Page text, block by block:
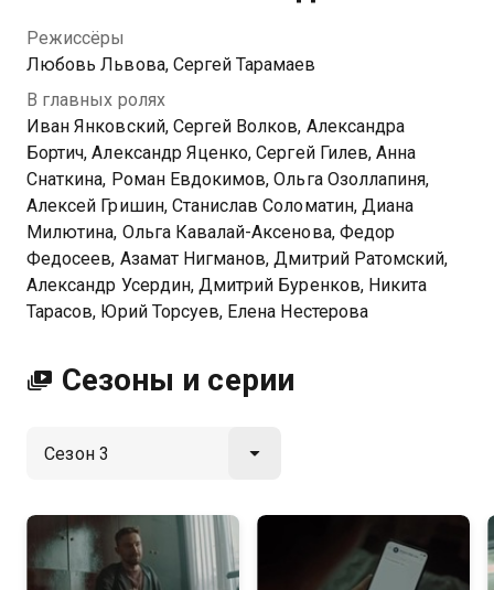
Посмотреть онлайн 3 сезон сериала После Фишера.
Инквизитор вы можете совершенно бесплатно в
хорошем HD качестве на Казахтелеком
Режиссёры
Любовь Львова, Сергей Тарамаев
В главных ролях
Иван Янковский, Сергей Волков, Александра
Бортич, Александр Яценко, Сергей Гилев, Анна
Снаткина, Роман Евдокимов, Ольга Озоллапиня,
Алексей Гришин, Станислав Соломатин, Диана
Милютина, Ольга Кавалай-Аксенова, Федор
Федосеев, Азамат Нигманов, Дмитрий Ратомский,
Александр Усердин, Дмитрий Буренков, Никита
Тарасов, Юрий Торсуев, Елена Нестерова
Сезоны и серии